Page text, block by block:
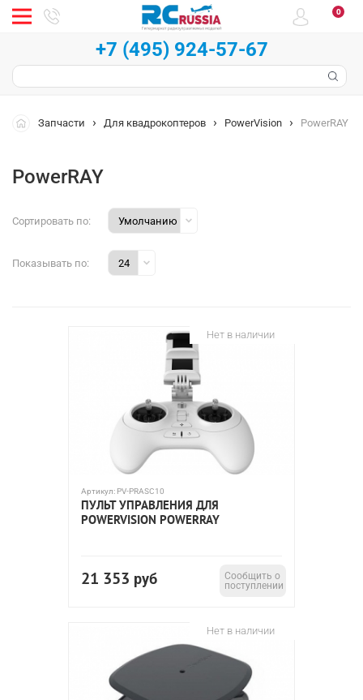
0
+7 (495) 924-57-67
Запчасти Для квадрокоптеров PowerVision PowerRAY
PowerRAY
Сортировать по:
Показывать по:
Нет в наличии
Артикул: PV-PRASC10
ПУЛЬТ УПРАВЛЕНИЯ ДЛЯ
POWERVISION POWERRAY
21 353 руб
Сообщить о
поступлении
Нет в наличии